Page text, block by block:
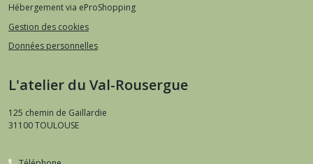
Hébergement via eProShopping
Gestion des cookies
Données personnelles
L'atelier du Val-Rousergue
125 chemin de Gaillardie
31100TOULOUSE